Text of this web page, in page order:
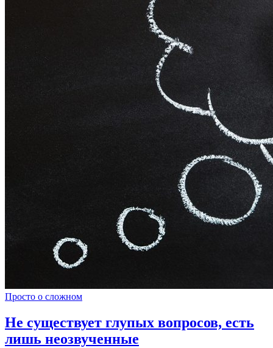
Просто о сложном
Не существует глупых вопросов, есть
лишь неозвученные